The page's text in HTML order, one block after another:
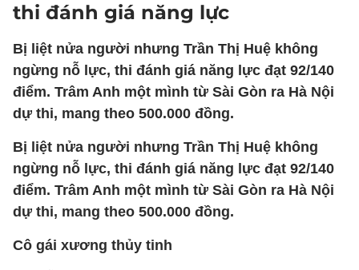
thi đánh giá năng lực
Bị liệt nửa người nhưng Trần Thị Huệ không
ngừng nỗ lực, thi đánh giá năng lực đạt 92/140
điểm. Trâm Anh một mình từ Sài Gòn ra Hà Nội
dự thi, mang theo 500.000 đồng.
Bị liệt nửa người nhưng Trần Thị Huệ không
ngừng nỗ lực, thi đánh giá năng lực đạt 92/140
điểm. Trâm Anh một mình từ Sài Gòn ra Hà Nội
dự thi, mang theo 500.000 đồng.
Cô gái xương thủy tinh